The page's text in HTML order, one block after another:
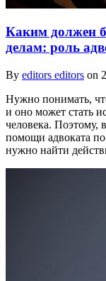
Каким должен
делам: роль
By editors editors on
Нужно понимать,
и оно может стать
человека. Поэтому,
помощи адвоката
нужно найти